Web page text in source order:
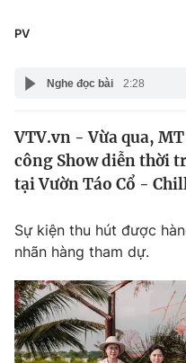
Pháp luật
Y tế
Thế giới
Tin tức
Câu chuyện quốc tế
Kinh tế
Tài chính
Góc doanh nghiệp
Dữ liệu và đời sống
Truyền hình
Phim VTV
Giải trí
PV
Nghe đọc bài 2:28
VTV.vn - Vừa qua,
công Show diễn thời
tại Vườn Táo Cổ -
Sự kiện thu hút được
nhãn hàng tham dự.